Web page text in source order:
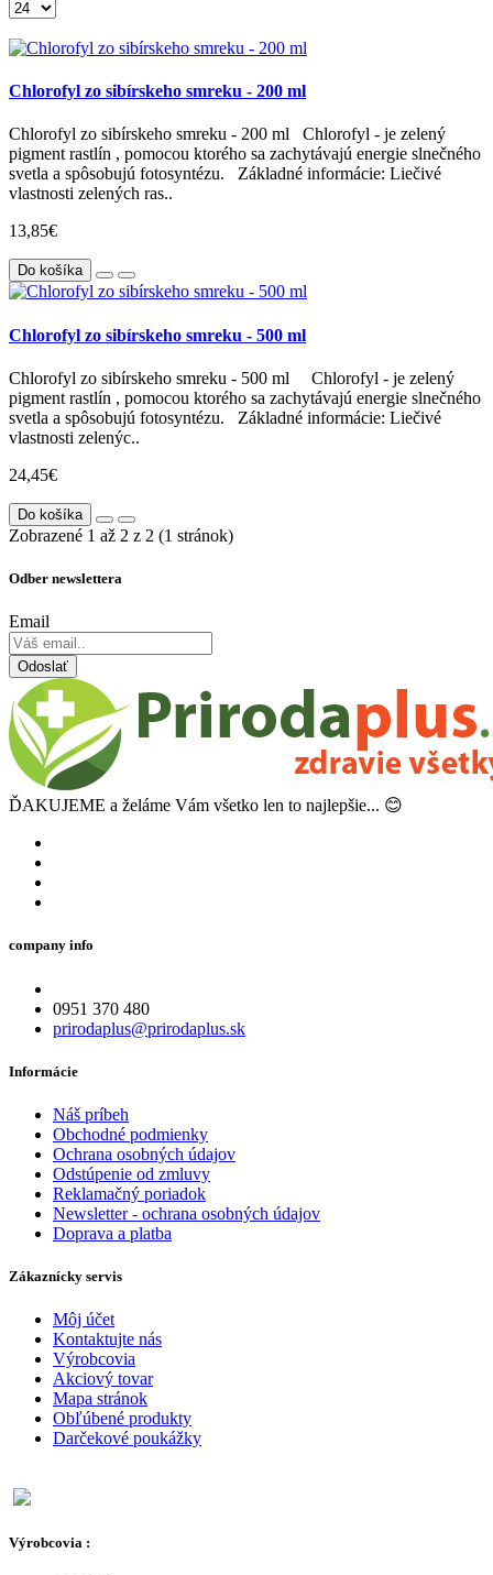
Chlorofyl zo sibírskeho smreku - 200 ml
Chlorofyl zo sibírskeho smreku - 200 ml Chlorofyl - je zelený
pigment rastlín , pomocou ktorého sa zachytávajú energie slnečného
svetla a spôsobujú fotosyntézu. Základné informácie: Liečivé
vlastnosti zelených ras..
13,85€
Do košíka
Chlorofyl zo sibírskeho smreku - 500 ml
Chlorofyl zo sibírskeho smreku - 500 ml Chlorofyl - je zelený
pigment rastlín , pomocou ktorého sa zachytávajú energie slnečného
svetla a spôsobujú fotosyntézu. Základné informácie: Liečivé
vlastnosti zelenýc..
24,45€
Do košíka
Zobrazené 1 až 2 z 2 (1 stránok)
Odber newslettera
Email
Odoslať
ĎAKUJEME a želáme Vám všetko len to najlepšie... 😊
company info
0951 370 480
prirodaplus@prirodaplus.sk
Informácie
Náš príbeh
Obchodné podmienky
Ochrana osobných údajov
Odstúpenie od zmluvy
Reklamačný poriadok
Newsletter - ochrana osobných údajov
Doprava a platba
Zákaznícky servis
Môj účet
Kontaktujte nás
Výrobcovia
Akciový tovar
Mapa stránok
Obľúbené produkty
Darčekové poukážky
Výrobcovia :